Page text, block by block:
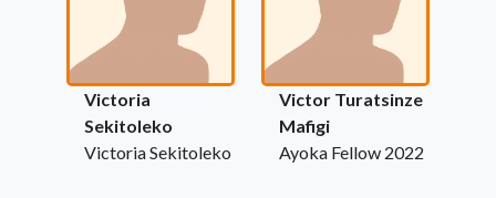
Victoria
Sekitoleko
Victoria Sekitoleko
Victor Turatsinze
Mafigi
Ayoka Fellow 2022